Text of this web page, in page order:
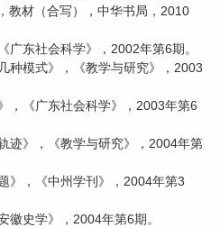
教材（合写），中华书局，2010
广东社会科学》，2002年第6期。
种模式》，《教学与研究》，2003
，《广东社会科学》，2003年第6
迹》，《教学与研究》，2004年第
》，《中州学刊》，2004年第3
徽史学》，2004年第6期。